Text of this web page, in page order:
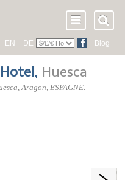
EN DE Blog
, Huesca
,Aragon, ESPAGNE.